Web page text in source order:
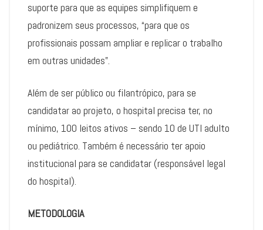
suporte para que as equipes simplifiquem e
padronizem seus processos, “para que os
profissionais possam ampliar e replicar o trabalho
em outras unidades”.
Além de ser público ou filantrópico, para se
candidatar ao projeto, o hospital precisa ter, no
mínimo, 100 leitos ativos – sendo 10 de UTI adulto
ou pediátrico. Também é necessário ter apoio
institucional para se candidatar (responsável legal
do hospital).
METODOLOGIA